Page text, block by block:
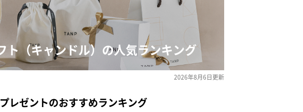
ト（キャンドル）の人気ランキング
2026年8月6日更新
レゼントのおすすめランキング